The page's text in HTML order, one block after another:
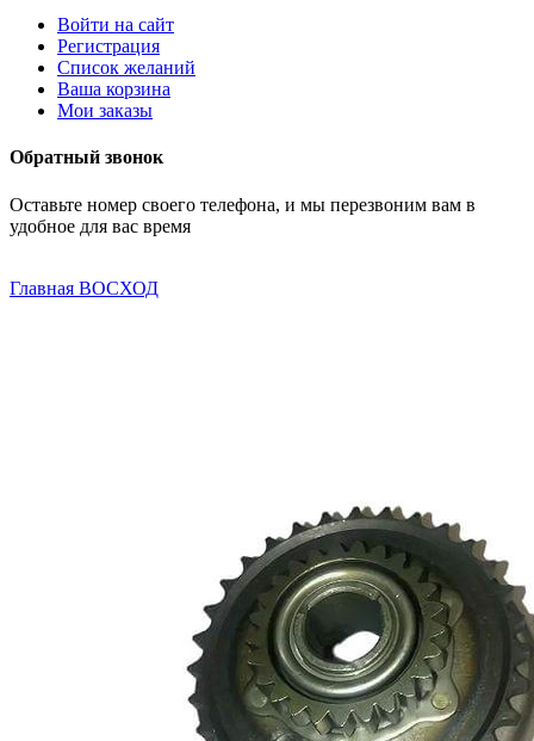
Войти на сайт
Регистрация
Список желаний
Ваша корзина
Мои заказы
Обратный звонок
Оставьте номер своего телефона, и мы перезвоним вам в
удобное для вас время
Главная ВОСХОД